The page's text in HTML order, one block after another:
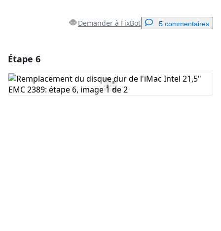
Demander à FixBot 5 commentaires
Ajouter un commentaire
Étape 6